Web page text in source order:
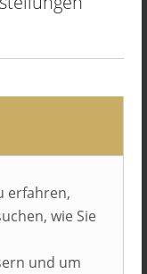
erfahren,
wie Sie
und um